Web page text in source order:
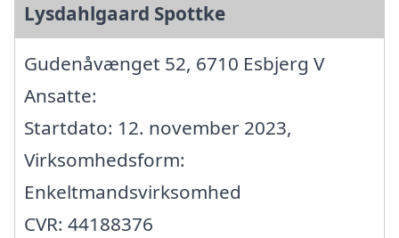
Lysdahlgaard Spottke
Gudenåvænget 52, 6710 Esbjerg V
Ansatte:
Startdato: 12. november 2023,
Virksomhedsform:
Enkeltmandsvirksomhed
CVR: 44188376